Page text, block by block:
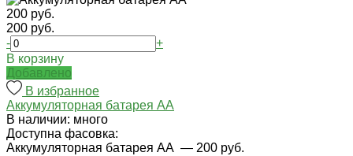
200 руб.
200 руб.
-
+
В корзину
Добавлено
В избранное
Аккумуляторная батарея АА
В наличии: много
Доступна фасовка:
Аккумуляторная батарея АА — 200 руб.